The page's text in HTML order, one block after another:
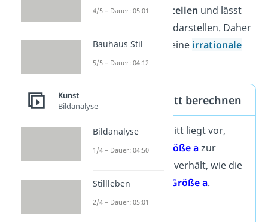
viele Nachkommastellen und lässt
sich nicht als Bruch darstellen. Daher
handelt es sich um eine irrationale
Zahl.
Goldenen Schnitt berechnen
Der Goldene Schnitt liegt vor,
wenn sich eine
Größe azur
genauso verhält, wie die
Summea + b Größea.
4/5 – Dauer: 05:01
Bauhaus Stil
5/5 – Dauer: 04:12
Kunst
Bildanalyse
Bildanalyse
1/4 – Dauer: 04:50
Stillleben
2/4 – Dauer: 05:01